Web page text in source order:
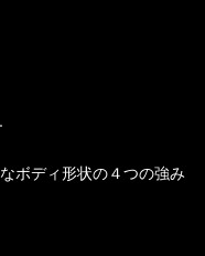
ボディ形状の４つの強み